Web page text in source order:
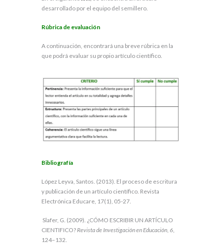
desarrollado por el equipo del semillero.
Rúbrica de evaluación
A continuación, encontrará una breve rúbrica en la
que podrá evaluar su propio artículo científico.
Bibliografía
López Leyva, Santos. (2013). El proceso de escritura
y publicación de un artículo científico. Revista
Electrónica Educare, 17(1), 05-27.
Slafer, G. (2009). ¿CÓMO ESCRIBIR UN ARTÍCULO
CIENTIFICO? Revista de Investigación en Educación 6
124–132.